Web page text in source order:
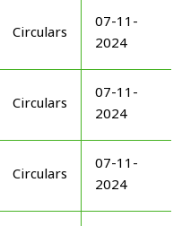
Circulars
07-11-
2024
Circulars
07-11-
2024
Circulars
07-11-
2024